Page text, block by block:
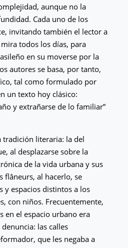
aunque no la
Cada uno de los
invitando también el lector a
todos los días, para
en su moverse por la
autores se basa, por tanto,
tal como formulado por
un texto hoy clásico:
y extrañarse de lo familiar”
tradición literaria: la del
al desplazarse sobre la
de la vida urbana y sus
flâneurs, al hacerlo, se
y espacios distintos a los
con niños. Frecuentemente,
en el espacio urbano era
las calles
que les negaba a